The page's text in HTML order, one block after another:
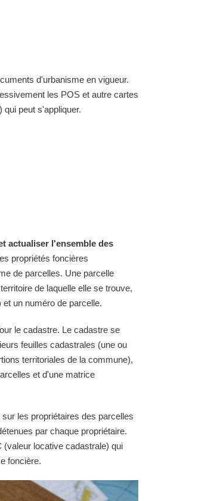
d'urbanisme en vigueur.
les POS et autre cartes
peut s'appliquer.
actualiser l'ensemble des
propriétés foncières
de parcelles. Une parcelle
de laquelle elle se trouve,
un numéro de parcelle.
le cadastre. Le cadastre se
feuilles cadastrales (une ou
territoriales de la commune),
et d'une matrice
les propriétaires des parcelles
par chaque propriétaire.
(valeur locative cadastrale) qui
foncière.